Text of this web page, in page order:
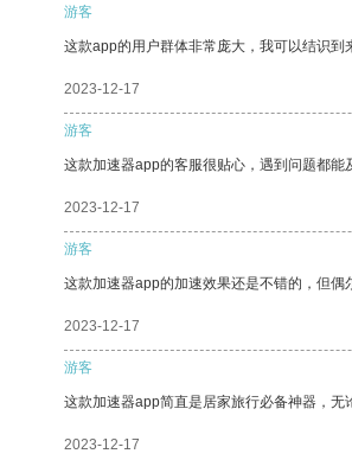
游客
这款app的用户群体非常庞大，我可以结识到
2023-12-17
游客
这款加速器app的客服很贴心，遇到问题都能
2023-12-17
游客
这款加速器app的加速效果还是不错的，但偶
2023-12-17
游客
这款加速器app简直是居家旅行必备神器，无
2023-12-17